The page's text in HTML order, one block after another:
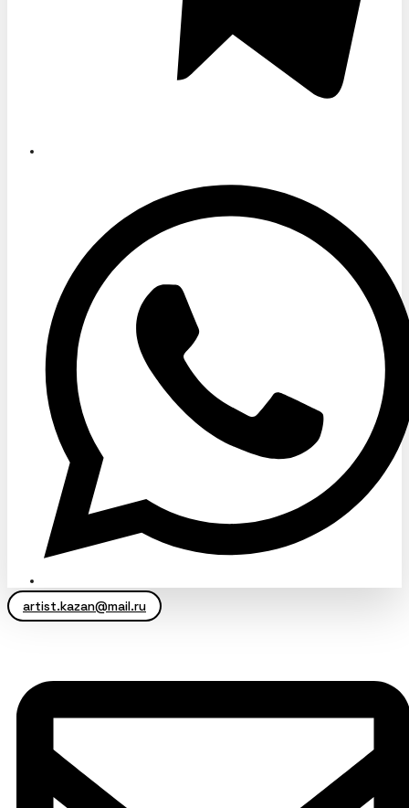
artist.kazan@mail.ru